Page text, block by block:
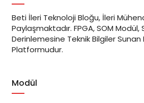
Beti İleri Teknoloji Bloğu, İleri
Paylaşmaktadır. FPGA, SOM Modül,
Derinlemesine Teknik Bilgiler Sunan
Platformudur.
Modül